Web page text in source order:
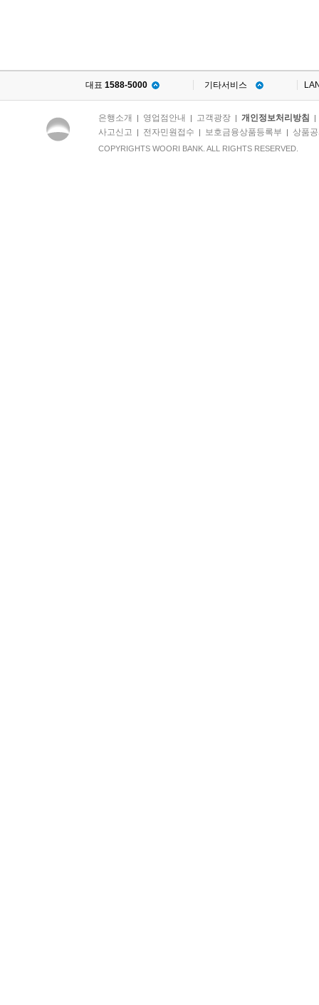
대표 1588-5000 기타서비스
은행소개 영업점안내 고객광장| 개인정보처리방침
사고신고 전자민원접수 보호금융상품등록부 상품
COPYRIGHTS WOORI BANK. ALL RIGHTS RESERVED.